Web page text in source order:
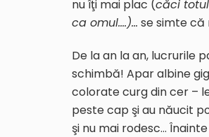
nu îţi mai plac (căci
ca omul….)… se simte că
De la an la an, lucrurile
schimbă! Apar albine
colorate curg din cer –
peste cap şi au năucit
şi nu mai rodesc…